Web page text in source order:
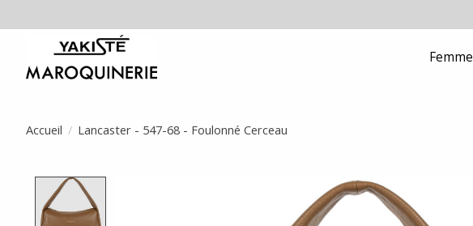
Femme
Accueil / Lancaster - 547-68 - Foulonné Cerceau